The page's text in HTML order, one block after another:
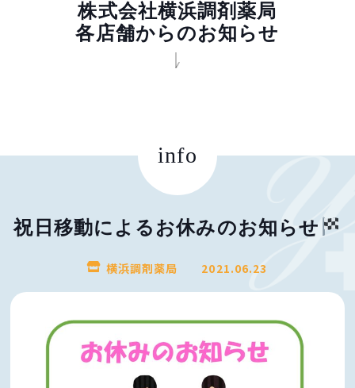
株式会社横浜調剤薬局
各店舗からのお知らせ
info
祝日移動によるお休みのお知らせ
横浜調剤薬局 2021.06.23